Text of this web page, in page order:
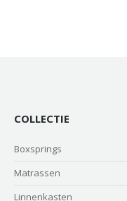
COLLECTIE
Boxsprings
Matrassen
Linnenkasten